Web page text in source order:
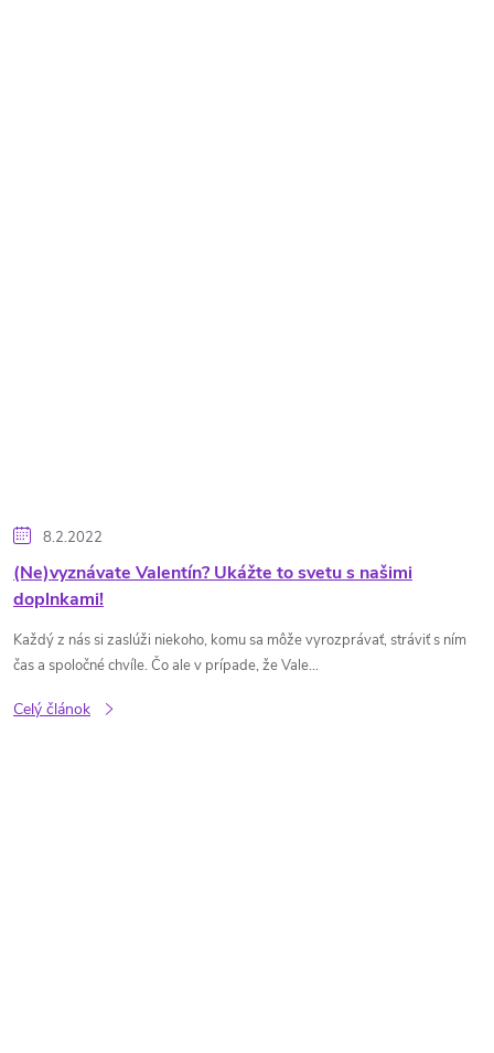
8.2.2022
(Ne)vyznávate Valentín? Ukážte to svetu s našimi
doplnkami!
Každý z nás si zaslúži niekoho, komu sa môže vyrozprávať, stráviť s ním
čas a spoločné chvíle. Čo ale v prípade, že Vale...
Celý článok